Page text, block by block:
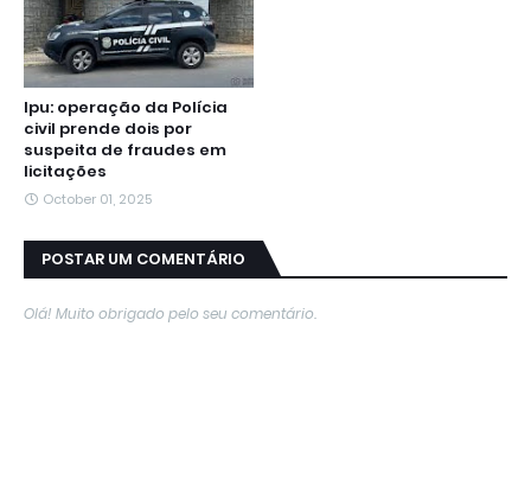
Ipu: operação da Polícia
civil prende dois por
suspeita de fraudes em
licitações
October 01, 2025
POSTAR UM COMENTÁRIO
Olá! Muito obrigado pelo seu comentário.